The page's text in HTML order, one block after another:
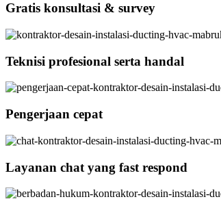
Gratis konsultasi & survey
Teknisi profesional serta handal
Pengerjaan cepat
Layanan chat yang fast respond